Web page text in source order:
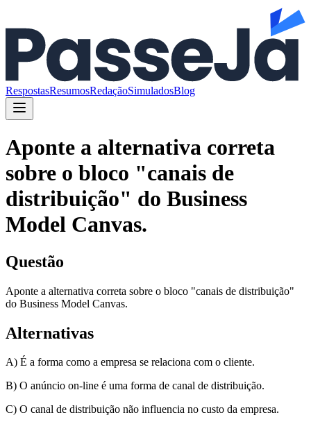
RespostasResumosRedaçãoSimuladosBlog
Aponte a alternativa correta
sobre o bloco "canais de
distribuição" do Business
Model Canvas.
Questão
Aponte a alternativa correta sobre o bloco "canais de distribuição"
do Business Model Canvas.
Alternativas
A) É a forma como a empresa se relaciona com o cliente.
B) O anúncio on-line é uma forma de canal de distribuição.
C) O canal de distribuição não influencia no custo da empresa.